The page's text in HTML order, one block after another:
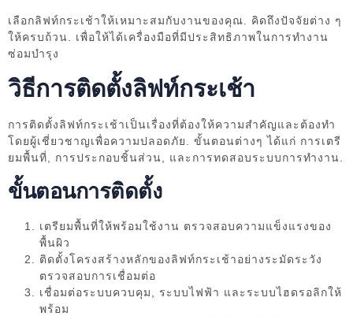
เลือกลิฟท์กระเช้าให้เหมาะสมกับงานของคุณ. คิดถึงปัจจัยต่าง ๆ
ให้ครบถ้วน. เพื่อให้ได้เครื่องมือที่มีประสิทธิภาพในการทำงาน
ซ่อมบำรุง
วิธีการติดตั้งลิฟท์กระเช้า
การติดตั้งลิฟท์กระเช้าเป็นเรื่องที่ต้องให้ความสำคัญและต้องทำ
โดยผู้เชี่ยวชาญเพื่อความปลอดภัย. ขั้นตอนต่างๆ ได้แก่ การเตรี
ยมพื้นที่, การประกอบชิ้นส่วน, และการทดสอบระบบการทำงาน.
ขั้นตอนการติดตั้ง
เตรียมพื้นที่ให้พร้อมใช้งาน ตรวจสอบความแข็งแรงของ
พื้นผิว
ติดตั้งโครงสร้างหลักของลิฟท์กระเช้าอย่างระมัดระวัง
ตรวจสอบการเชื่อมต่อ
เชื่อมต่อระบบควบคุม, ระบบไฟฟ้า และระบบไฮดรอลิกให้
พร้อม